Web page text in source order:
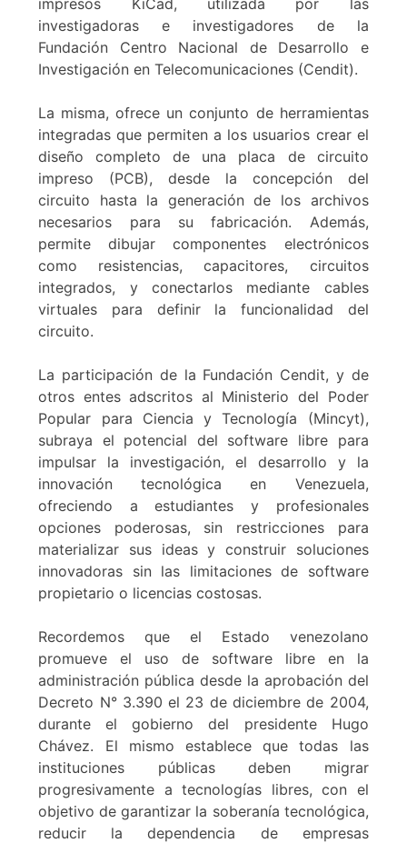
impresos KiCad, utilizada por las
investigadoras e investigadores de la
Fundación Centro Nacional de Desarrollo e
Investigación en Telecomunicaciones (Cendit).
La misma, ofrece un conjunto de herramientas
integradas que permiten a los usuarios crear el
diseño completo de una placa de circuito
impreso (PCB), desde la concepción del
circuito hasta la generación de los archivos
necesarios para su fabricación. Además,
permite dibujar componentes electrónicos
como resistencias, capacitores, circuitos
integrados, y conectarlos mediante cables
virtuales para definir la funcionalidad del
circuito.
La participación de la Fundación Cendit, y de
otros entes adscritos al Ministerio del Poder
Popular para Ciencia y Tecnología (Mincyt),
subraya el potencial del software libre para
impulsar la investigación, el desarrollo y la
innovación tecnológica en Venezuela,
ofreciendo a estudiantes y profesionales
opciones poderosas, sin restricciones para
materializar sus ideas y construir soluciones
innovadoras sin las limitaciones de software
propietario o licencias costosas.
Recordemos que el Estado venezolano
promueve el uso de software libre en la
administración pública desde la aprobación del
Decreto N° 3.390 el 23 de diciembre de 2004,
durante el gobierno del presidente Hugo
Chávez. El mismo establece que todas las
instituciones públicas deben migrar
progresivamente a tecnologías libres, con el
objetivo de garantizar la soberanía tecnológica,
reducir la dependencia de empresas